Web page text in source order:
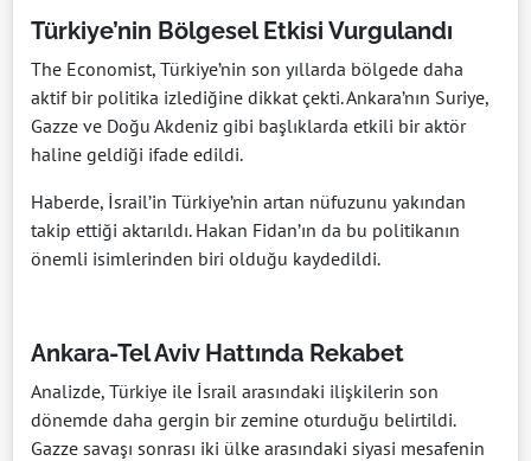
Türkiye’nin Bölgesel Etkisi Vurgulandı
The Economist, Türkiye’nin son yıllarda bölgede daha
aktif bir politika izlediğine dikkat çekti. Ankara’nın Suriye,
Gazze ve Doğu Akdeniz gibi başlıklarda etkili bir aktör
haline geldiği ifade edildi.
Haberde, İsrail’in Türkiye’nin artan nüfuzunu yakından
takip ettiği aktarıldı. Hakan Fidan’ın da bu politikanın
önemli isimlerinden biri olduğu kaydedildi.
Ankara-Tel Aviv Hattında Rekabet
Analizde, Türkiye ile İsrail arasındaki ilişkilerin son
dönemde daha gergin bir zemine oturduğu belirtildi.
Gazze savaşı sonrası iki ülke arasındaki siyasi mesafenin